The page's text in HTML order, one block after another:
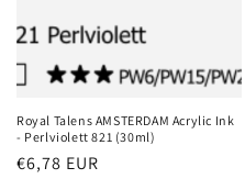
Royal Talens AMSTERDAM Acrylic Ink
- Perlviolett 821 (30ml)
Normaler
€6,78 EUR